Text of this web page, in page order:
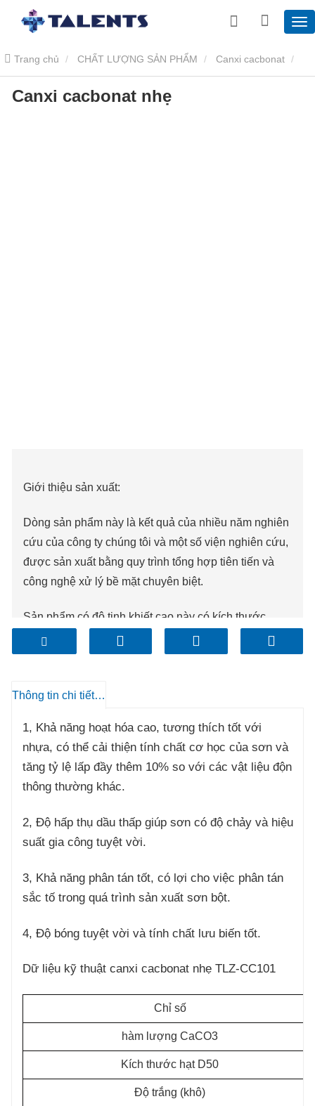
Trang chủ CHẤT LƯỢNG SẢN PHẨM Canxi cacbonat
Canxi cacbonat nhẹ
Canxi cacbonat nhẹ
Giới thiệu sản xuất:
Dòng sản phẩm này là kết quả của nhiều năm nghiên
cứu của công ty chúng tôi và một số viện nghiên cứu,
được sản xuất bằng quy trình tổng hợp tiên tiến và
công nghệ xử lý bề mặt chuyên biệt.
Sản phẩm có độ tinh khiết cao này có kích thước
phân bố hẹp và đều, cấp độ hoạt hóa cao, độ ổn định
và khả năng hấp thụ dầu thấp.
Thông tin chi tiết sản phẩm
1, Khả năng hoạt hóa cao, tương thích tốt với
nhựa, có thể cải thiện tính chất cơ học của sơn và
tăng tỷ lệ lấp đầy thêm 10% so với các vật liệu độn
thông thường khác.
2, Độ hấp thụ dầu thấp giúp sơn có độ chảy và hiệu
suất gia công tuyệt vời.
3, Khả năng phân tán tốt, có lợi cho việc phân tán
sắc tố trong quá trình sản xuất sơn bột.
4, Độ bóng tuyệt vời và tính chất lưu biến tốt.
Dữ liệu kỹ thuật canxi cacbonat nhẹ TLZ-CC101
Chỉ số
hàm lượng CaCO3
Kích thước hạt D50
Độ trắng (khô)